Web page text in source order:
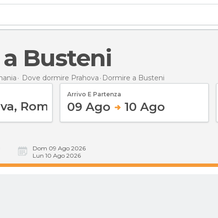
a Busteni
Dove dormire Prahova Dormire a Busteni
Arrivo E Partenza
09 Ago 10 Ago
Dom 09 Ago 2026
Lun 10 Ago 2026